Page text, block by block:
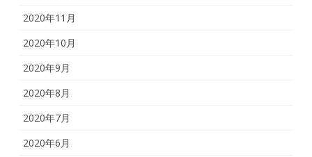
2020年11月
2020年10月
2020年9月
2020年8月
2020年7月
2020年6月